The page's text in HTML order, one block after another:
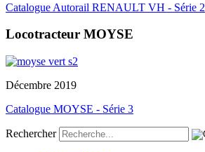
Catalogue Autorail RENAULT VH - Série 2
Locotracteur MOYSE
Décembre 2019
Catalogue MOYSE - Série 3
Rechercher